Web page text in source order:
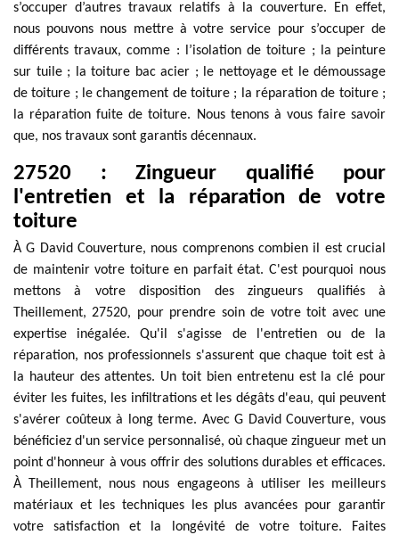
s’occuper d’autres travaux relatifs à la couverture. En effet,
nous pouvons nous mettre à votre service pour s’occuper de
différents travaux, comme : l’isolation de toiture ; la peinture
sur tuile ; la toiture bac acier ; le nettoyage et le démoussage
de toiture ; le changement de toiture ; la réparation de toiture ;
la réparation fuite de toiture. Nous tenons à vous faire savoir
que, nos travaux sont garantis décennaux.
27520 : Zingueur qualifié pour
l'entretien et la réparation de votre
toiture
À G David Couverture, nous comprenons combien il est crucial
de maintenir votre toiture en parfait état. C'est pourquoi nous
mettons à votre disposition des zingueurs qualifiés à
Theillement, 27520, pour prendre soin de votre toit avec une
expertise inégalée. Qu'il s'agisse de l'entretien ou de la
réparation, nos professionnels s'assurent que chaque toit est à
la hauteur des attentes. Un toit bien entretenu est la clé pour
éviter les fuites, les infiltrations et les dégâts d'eau, qui peuvent
s'avérer coûteux à long terme. Avec G David Couverture, vous
bénéficiez d'un service personnalisé, où chaque zingueur met un
point d'honneur à vous offrir des solutions durables et efficaces.
À Theillement, nous nous engageons à utiliser les meilleurs
matériaux et les techniques les plus avancées pour garantir
votre satisfaction et la longévité de votre toiture. Faites